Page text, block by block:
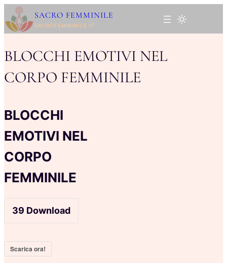
al
contenuto
SACRO FEMMINILE
SACROFEMMINILE.IT
BLOCCHI EMOTIVI NEL
CORPO FEMMINILE
BLOCCHI
EMOTIVI NEL
CORPO
FEMMINILE
39 Download
Scarica ora!